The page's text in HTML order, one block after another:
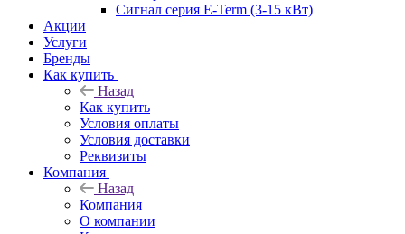
Сигнал серия E-Term (3-15 кВт)
Акции
Услуги
Бренды
Как купить
Назад
Как купить
Условия оплаты
Условия доставки
Реквизиты
Компания
Назад
Компания
О компании